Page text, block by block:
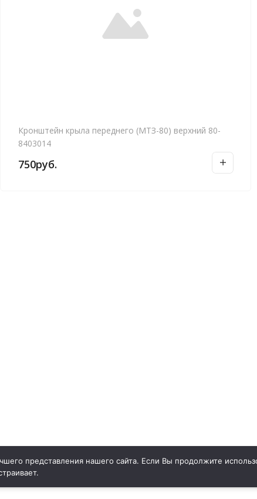
Кронштейн крыла переднего (МТЗ-80) верхний 80-
8403014
750руб.
представления нашего сайта. Если Вы продолжите